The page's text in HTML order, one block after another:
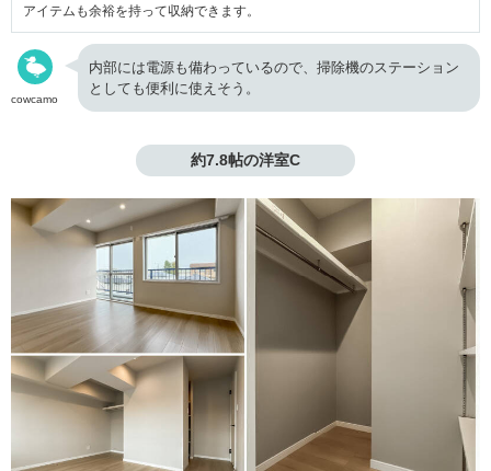
アイテムも余裕を持って収納できます。
cowcamo
内部には電源も備わっているので、掃除機のステーション
としても便利に使えそう。
約7.8帖の洋室C